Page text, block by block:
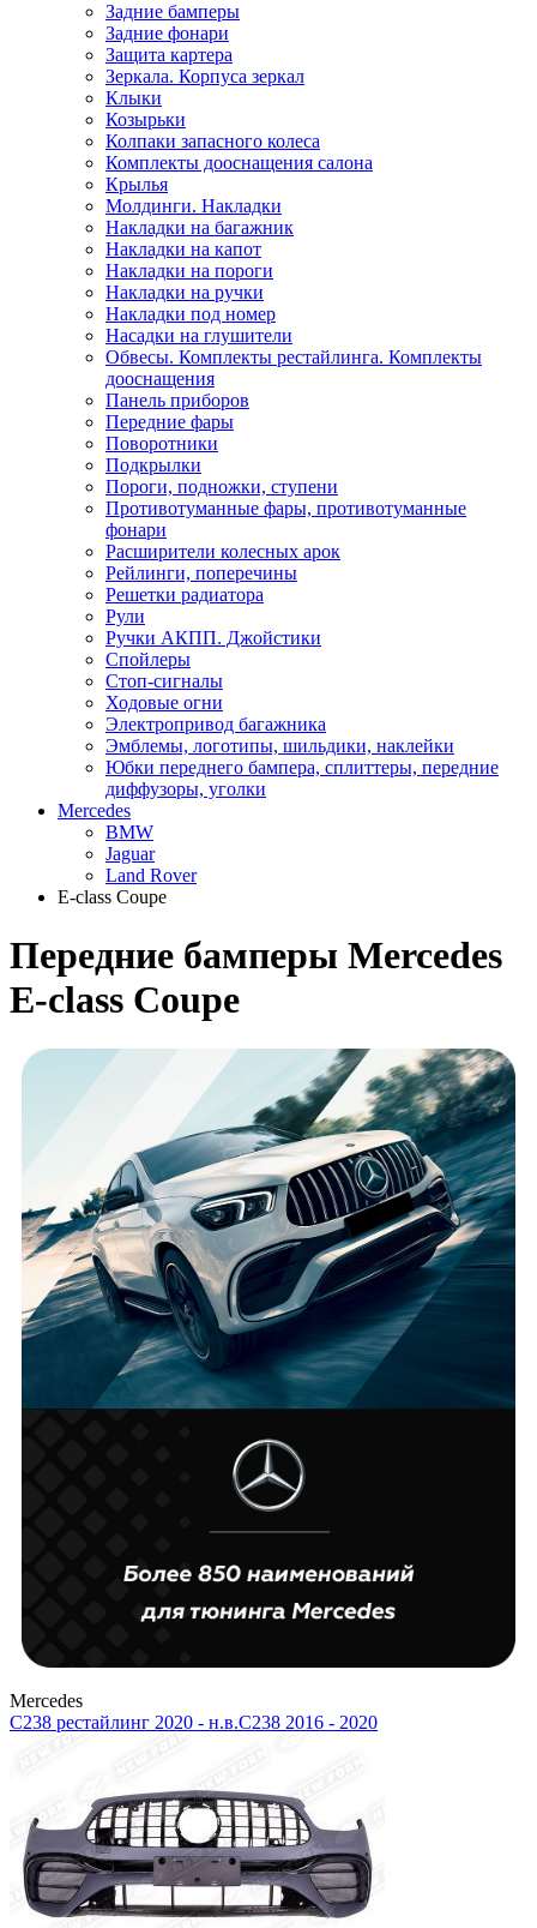
Задние бамперы
Задние фонари
Защита картера
Зеркала. Корпуса зеркал
Клыки
Козырьки
Колпаки запасного колеса
Комплекты дооснащения салона
Крылья
Молдинги. Накладки
Накладки на багажник
Накладки на капот
Накладки на пороги
Накладки на ручки
Накладки под номер
Насадки на глушители
Обвесы. Комплекты рестайлинга. Комплекты
дооснащения
Панель приборов
Передние фары
Поворотники
Подкрылки
Пороги, подножки, ступени
Противотуманные фары, противотуманные
фонари
Расширители колесных арок
Рейлинги, поперечины
Решетки радиатора
Рули
Ручки АКПП. Джойстики
Спойлеры
Стоп-сигналы
Ходовые огни
Электропривод багажника
Эмблемы, логотипы, шильдики, наклейки
Юбки переднего бампера, сплиттеры, передние
диффузоры, уголки
Mercedes
BMW
Jaguar
Land Rover
E-class Coupe
Передние бамперы Mercedes
E-class Coupe
Mercedes
C238 рестайлинг 2020 - н.в.C238 2016 - 2020